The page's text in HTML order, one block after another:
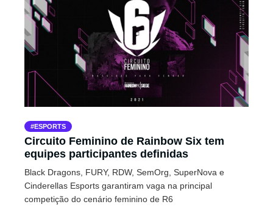
ESPORTS
Circuito Feminino de Rainbow Six tem
equipes participantes definidas
Black Dragons, FURY, RDW, SemOrg, SuperNova e
Cinderellas Esports garantiram vaga na principal
competição do cenário feminino de R6